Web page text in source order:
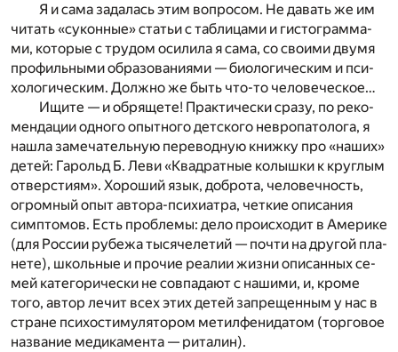
Я и сама за­да­лась этим во­про­сом. Не да­вать же им
чи­тать «су­кон­ные» ста­тьи с та­бли­ца­ми и ги­сто­грам­ма­
ми, ко­то­рые с тру­дом оси­ли­ла я сама, со сво­и­ми дву­мя
про­филь­ны­ми об­ра­зо­ва­ни­я­ми — био­ло­ги­че­ским и пси­
хо­ло­ги­че­ским. Долж­но же быть что-то че­ло­ве­че­ское…
Ищи­те — и обря­ще­те! Прак­ти­че­ски сра­зу, по ре­ко­
мен­да­ции од­но­го опыт­но­го дет­ско­го нев­ро­па­то­ло­га, я
на­шла за­ме­ча­тель­ную пе­ре­вод­ную книж­ку про «на­ших»
де­тей: Га­рольд Б. Леви «Квад­рат­ные ко­лыш­ки к круг­лым
от­вер­сти­ям». Хо­ро­ший язык, до­бро­та, че­ло­веч­ность,
огром­ный опыт ав­то­ра-пси­хи­а­тра, чет­кие опи­са­ния
симп­то­мов. Есть про­бле­мы: дело про­ис­хо­дит в Аме­ри­ке
(для Рос­сии ру­бе­жа ты­ся­че­ле­тий — по­чти на дру­гой пла­
не­те), школь­ные и про­чие ре­а­лии жиз­ни опи­сан­ных се­
мей ка­те­го­ри­че­ски не сов­па­да­ют с на­ши­ми, и, кро­ме
того, ав­тор ле­чит всех этих де­тей за­пре­щен­ным у нас в
стра­не пси­хо­сти­му­ля­то­ром ме­тил­фе­нида­том (тор­го­вое
на­зва­ние ме­ди­ка­мен­та — ри­та­лин).